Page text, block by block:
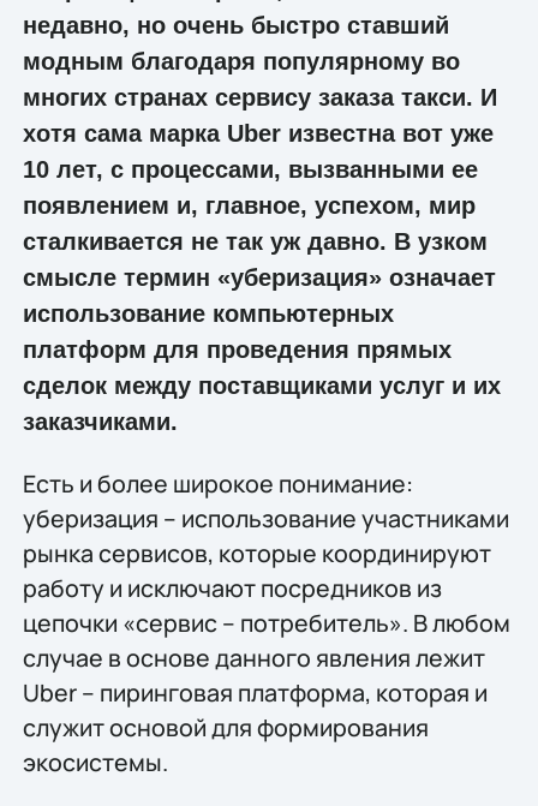
недавно, но очень быстро ставший
модным благодаря популярному во
многих странах сервису заказа такси. И
хотя сама марка Uber известна вот уже
10 лет, с процессами, вызванными ее
появлением и, главное, успехом, мир
сталкивается не так уж давно. В узком
смысле термин «уберизация» означает
использование компьютерных
платформ для проведения прямых
сделок между поставщиками услуг и их
заказчиками.
Есть и более широкое понимание:
уберизация – использование участниками
рынка сервисов, которые координируют
работу и исключают посредников из
цепочки «сервис – потребитель». В любом
случае в основе данного явления лежит
Uber – пиринговая платформа, которая и
служит основой для формирования
экосистемы.